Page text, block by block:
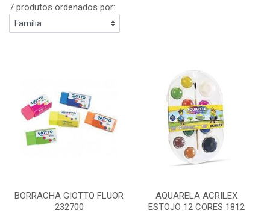
7 produtos ordenados por:
BORRACHA GIOTTO FLUOR
232700
AQUARELA ACRILEX
ESTOJO 12 CORES 1812